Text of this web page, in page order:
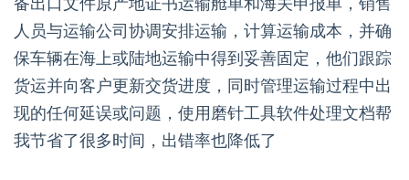
人员与运输公司协调安排运输，计算运输成本，并确
保车辆在海上或陆地运输中得到妥善固定，他们跟踪
货运并向客户更新交货进度，同时管理运输过程中出
现的任何延误或问题，使用磨针工具软件处理文档帮
我节省了很多时间，出错率也降低了